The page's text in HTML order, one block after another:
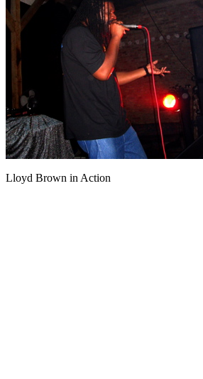
Lloyd Brown in Action